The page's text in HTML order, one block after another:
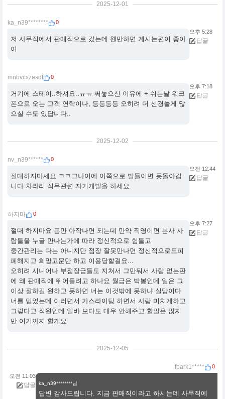
2025-12-01
ka_n39******** 0
저 사무직에서 판매직으로 갔는데 웬만하면 계시는편이 좋아
여
오후 5:28
답글
mnbvcxzasdf 0
거기에 스테이..하셔요..ㅠㅠ 써놓으신 이유에 + 쉬는날 워크
폰으로 오는 고객 연락이나, 등등등등 오히려 더 신경쓸게 많
으실 수도 있답니다..
오후 7:18
답글
2025-12-02
nv_n39****** 0
절대하지마세요 ㅋㅋ그나이에 이쪽으로 발들이면 못돌아갑
니다 차라리 직무관련 자기개발을 하세요
오전 12:44
답글
하지마 0
절대 하지마요 몸만 아작나면 되는데 만약 직영이면 본사 사
람들을 누굴 만나는가에 따라 정신적으로 힘들고
중간관리는 다는 아니지만 점장 잘못만나면 정신적으로도피
폐해지고 희망고문만 하고 이용당할걸요...
오히려 시니어나 부점장급들도 지쳐서 그만둬서 사람 없는판
에 왜 판매직에 뛰어들려고 하나요 월급은 박봉인데 일은 그
이상 잘하길 원하고 못하면 너는 이것밖에 못하냐 실망이다
너를 믿었는데 이러면서 가스라이팅 하면서 사람 미치게하고
그렇다고 직원인데 알바 보다도 대우 안해주고 할말은 많지
만 여기까지 할게요
오후 7:27
답글
2025-12-05
fpark1***** 0
ka_n39********님
답변 감사드립니다. 지금 판매직이라고 하시는데 사무직에
오전 11:03
답글